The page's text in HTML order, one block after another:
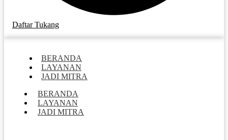
Daftar Tukang
BERANDA
LAYANAN
JADI MITRA
BERANDA
LAYANAN
JADI MITRA